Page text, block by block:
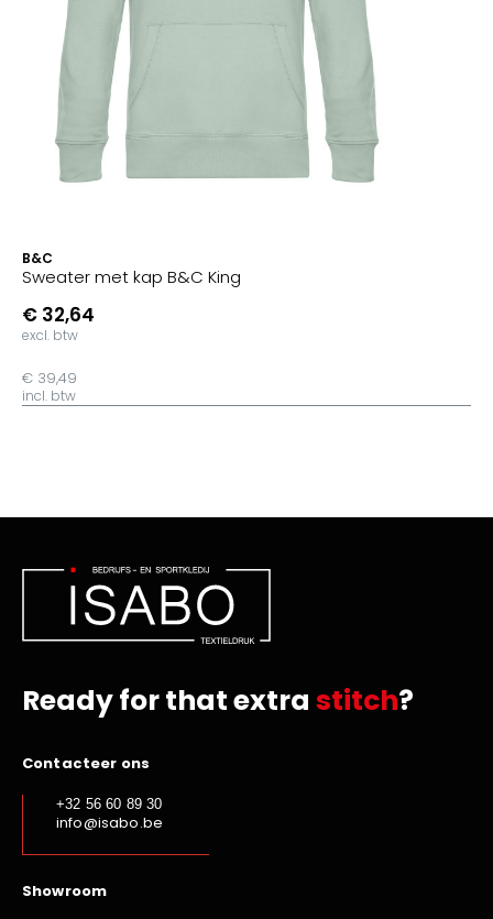
B&C
Sweater met kap B&C King
€ 32,64
excl. btw
€ 39,49
incl. btw
Ready for that extra stitch?
Contacteer ons
+32 56 60 89 30
info@isabo.be
Showroom